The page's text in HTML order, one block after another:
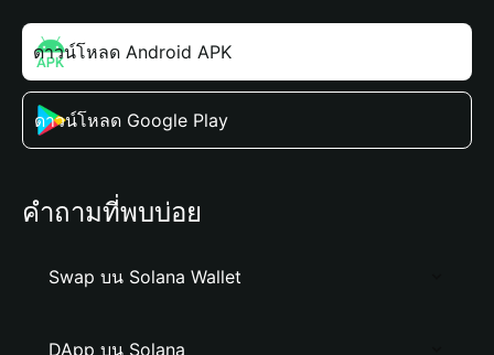
ดาวน์โหลด Android APK
ดาวน์โหลด Google Play
คำถามที่พบบ่อย
Swap บน Solana Wallet
DApp บน Solana